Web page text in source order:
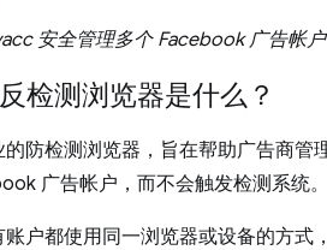
安全管理多个 Facebook 广告帐户
检测浏览器是什么？
防检测浏览器，旨在帮助广告商管
广告帐户，而不会触发检测系统
户都使用同一浏览器或设备的方式